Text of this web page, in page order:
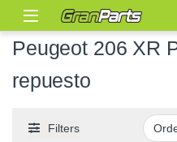
Peugeot 206 XR
repuesto
Filters